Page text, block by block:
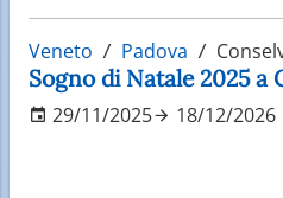
Veneto Padova
Sogno di Natale 2025 a
29/11/2025 18/12/2026